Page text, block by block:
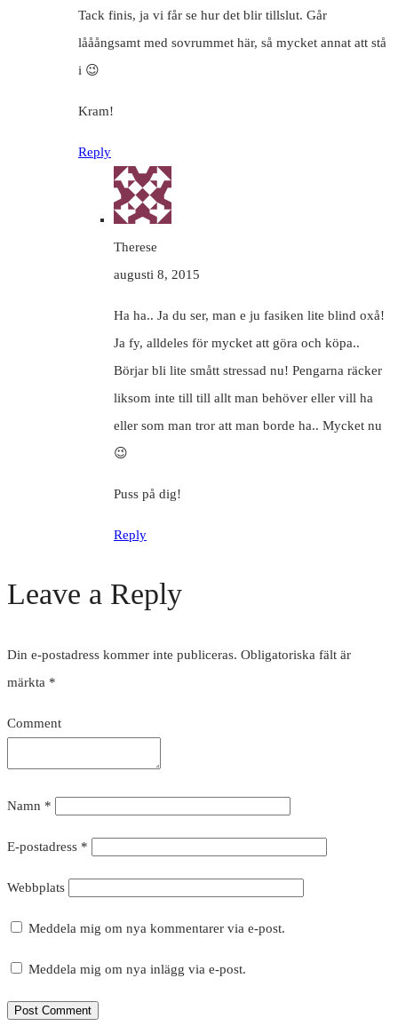
Tack finis, ja vi får se hur det blir tillslut. Går
lååångsamt med sovrummet här, så mycket annat att stå
i 😉
Kram!
Reply
Therese
augusti 8, 2015
Ha ha.. Ja du ser, man e ju fasiken lite blind oxå!
Ja fy, alldeles för mycket att göra och köpa..
Börjar bli lite smått stressad nu! Pengarna räcker
liksom inte till till allt man behöver eller vill ha
eller som man tror att man borde ha.. Mycket nu
😉
Puss på dig!
Reply
Leave a Reply
Din e-postadress kommer inte publiceras. Obligatoriska fält är
märkta *
Comment
Namn *
E-postadress *
Webbplats
Meddela mig om nya kommentarer via e-post.
Meddela mig om nya inlägg via e-post.